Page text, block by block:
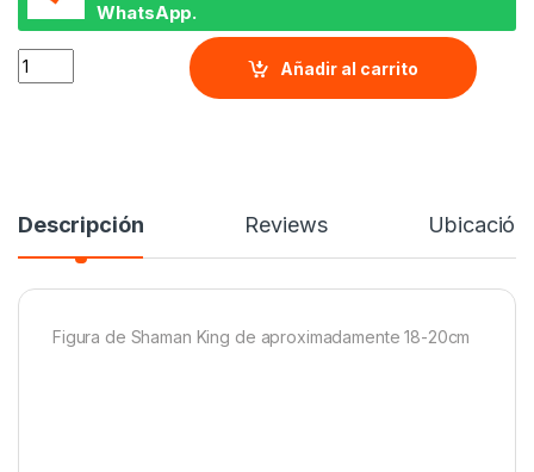
WhatsApp.
Figura de Shaman King quantity
Añadir al carrito
Descripción Reviews Ubicación
Figura de Shaman King de aproximadamente 18-20cm